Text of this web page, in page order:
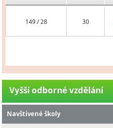
149 / 28 30
Vyšší odborné vzdělání
Navštívené školy